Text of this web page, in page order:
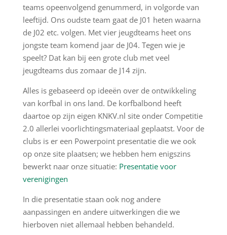
teams opeenvolgend genummerd, in volgorde van
leeftijd. Ons oudste team gaat de J01 heten waarna
de J02 etc. volgen. Met vier jeugdteams heet ons
jongste team komend jaar de J04. Tegen wie je
speelt? Dat kan bij een grote club met veel
jeugdteams dus zomaar de J14 zijn.
Alles is gebaseerd op ideeën over de ontwikkeling
van korfbal in ons land. De korfbalbond heeft
daartoe op zijn eigen KNKV.nl site onder Competitie
2.0 allerlei voorlichtingsmateriaal geplaatst. Voor de
clubs is er een Powerpoint presentatie die we ook
op onze site plaatsen; we hebben hem enigszins
bewerkt naar onze situatie: Presentatie voor
verenigingen
In die presentatie staan ook nog andere
aanpassingen en andere uitwerkingen die we
hierboven niet allemaal hebben behandeld.